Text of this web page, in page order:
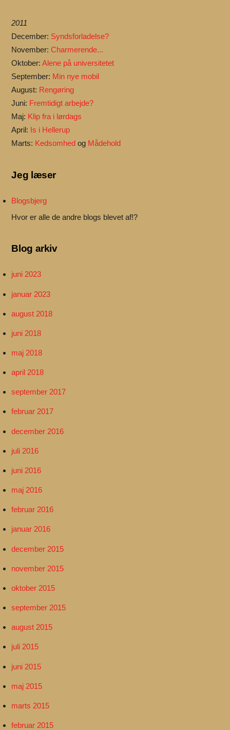
2011
December: Syndsforladelse?
November:Charmerende...
Oktober:Alene på universitetet
September: Min nye mobil
August: Rengøring
Juni: Fremtidigt arbejde?
Maj: Klip fra i lørdags
April: Is i Hellerup
Marts: Kedsomhed og Mådehold
Jeg læser
Blogsbjerg
Hvor er alle de andre blogs blevet af!?
Blog arkiv
juni 2023
januar 2023
august 2018
juni 2018
maj 2018
april 2018
september 2017
februar 2017
december 2016
juli 2016
juni 2016
maj 2016
februar 2016
januar 2016
december 2015
november 2015
oktober 2015
september 2015
august 2015
juli 2015
juni 2015
maj 2015
marts 2015
februar 2015